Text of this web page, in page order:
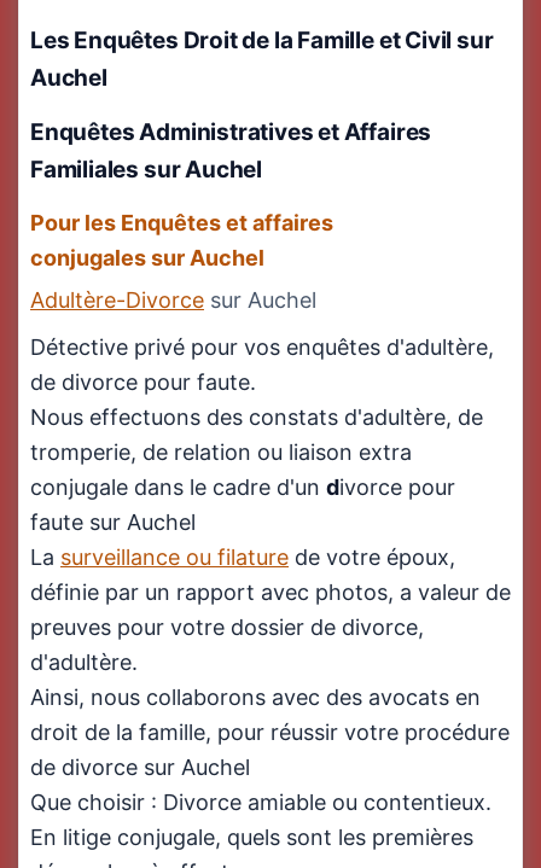
Les Enquêtes Droit de la Famille et Civilsur
Auchel
Enquêtes Administratives et Affaires
Familiales sur Auchel
Pour les Enquêtes et affaires
conjugales sur Auchel
Adultère-Divorce sur Auchel
Détective privé pour vos enquêtes d'adultère,
de divorce pour faute.
Nous effectuons des constats d'adultère, de
tromperie, de relation ou liaison extra
conjugale dans le cadre d'un divorce pour
faute sur Auchel
La surveillance ou filature de votre époux,
définie par un rapport avec photos, a valeur de
preuves pour votre dossier de divorce,
d'adultère.
Ainsi, nous collaborons avec des avocats en
droit de la famille, pour réussir votre procédure
de divorce sur Auchel
Que choisir : Divorce amiable ou contentieux.
En litige conjugale, quels sont les premières